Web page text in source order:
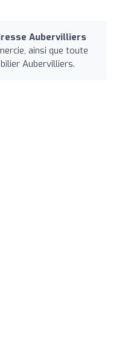
Aubervilliers
ainsi que toute
Aubervilliers.